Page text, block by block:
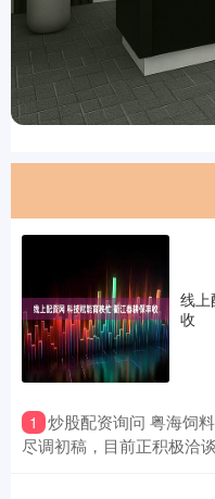
线上
收
1 炒股配资询问 粤海饲
尽调初稿，目前正积极洽